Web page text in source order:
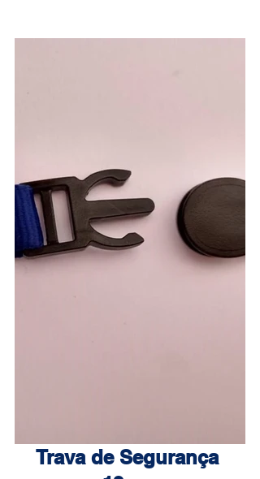
Trava de Segurança